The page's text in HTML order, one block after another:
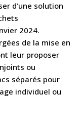
d’une solution
2024.
de la mise en
leur proposer
ou
séparés pour
individuel ou